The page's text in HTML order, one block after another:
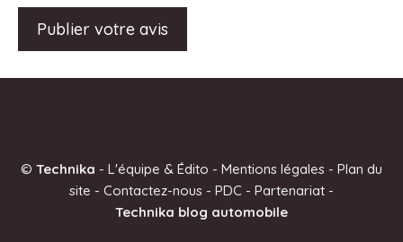
r
© Technika - L'équipe & Édito - Mentions légales - Plan du
site - Contactez-nous - PDC - Partenariat -
Technika blog automobile